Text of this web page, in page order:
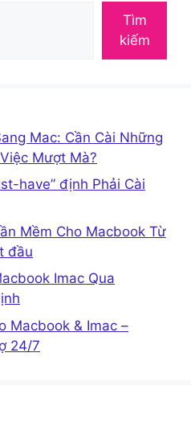
Tìm
kiếm
Mac: Cần Cài Những
Mượt Mà?
have” định Phải Cài
Mềm Cho Macbook Từ
đầu
Imac Qua
Macbook & Imac –
24/7